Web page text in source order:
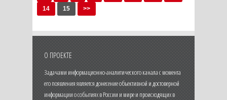
14
15 >>
О ПРОЕКТЕ
Задачами информационно-аналитического канала с момента
его появления является донесение объективной и достоверной
информации о событиях в России и мире и происходящих в